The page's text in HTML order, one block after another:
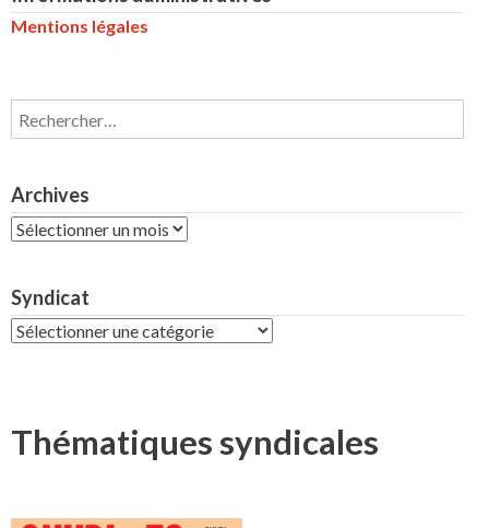
Mentions légales
Rechercher :
Archives
Archives
Syndicat
Syndicat
Thématiques syndicales